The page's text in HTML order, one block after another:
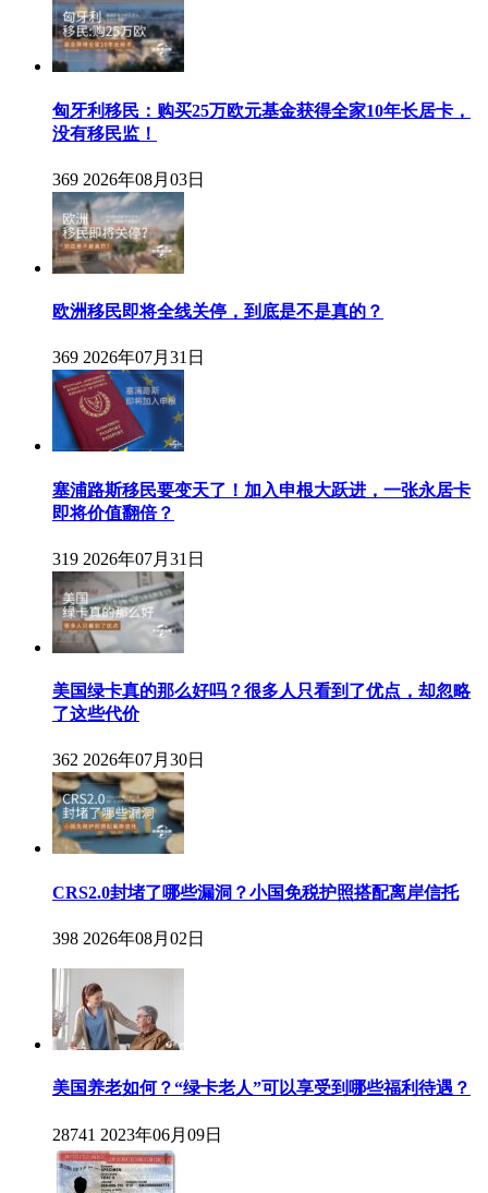
匈牙利移民：购买25万欧元基金获得全家10年长居卡，
没有移民监！
369 2026年08月03日
欧洲移民即将全线关停，到底是不是真的？
369 2026年07月31日
塞浦路斯移民要变天了！加入申根大跃进，一张永居卡
即将价值翻倍？
319 2026年07月31日
美国绿卡真的那么好吗？很多人只看到了优点，却忽略
了这些代价
362 2026年07月30日
CRS2.0封堵了哪些漏洞？小国免税护照搭配离岸信托
398 2026年08月02日
美国养老如何？“绿卡老人”可以享受到哪些福利待遇？
28741 2023年06月09日